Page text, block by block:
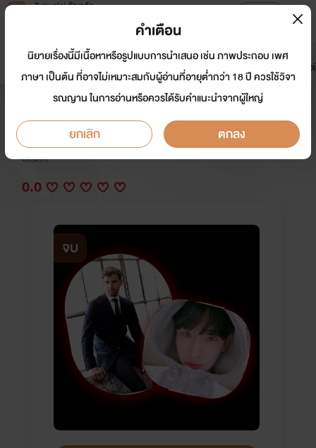
Tunwalai ธัญวลัย
หน้าแรก นิยาย อีบุ๊ก การ์ตูน
มาใหม่
ดรีมแชท ธัญลิสต์
หลงเด็ก(Yaoi)Nc+++ จบแล้วค่ะ
นักเขียน: Oxygen's
อีโรติก
0.0
จบ
คำเตือน
นิยายเรื่องนี้มีเนื้อหาหรือรูปแบบการนำเสนอ เช่น ภาพประกอบ เพศ
ภาษา เป็นต้น ที่อาจไม่เหมาะสมกับผู้อ่านที่อายุต่ำกว่า 18 ปี ควรใช้วิจา
รณญาน ในการอ่านหรือควรได้รับคำแนะนำจากผู้ใหญ่
ยกเลิก ตกลง